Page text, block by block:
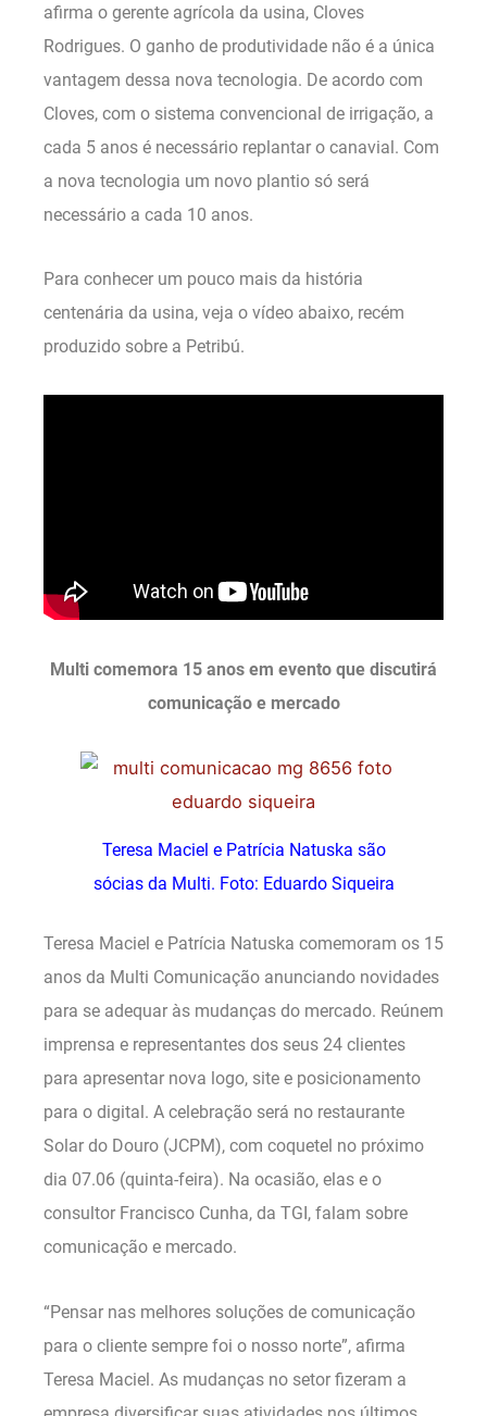
afirma o gerente agrícola da usina, Cloves
Rodrigues. O ganho de produtividade não é a única
vantagem dessa nova tecnologia. De acordo com
Cloves, com o sistema convencional de irrigação, a
cada 5 anos é necessário replantar o canavial. Com
a nova tecnologia um novo plantio só será
necessário a cada 10 anos.
Para conhecer um pouco mais da história
centenária da usina, veja o vídeo abaixo, recém
produzido sobre a Petribú.
Multi comemora 15 anos em evento que discutirá
comunicação e mercado
Teresa Maciel e Patrícia Natuska são
sócias da Multi. Foto: Eduardo Siqueira
Teresa Maciel e Patrícia Natuska comemoram os 15
anos da Multi Comunicação anunciando novidades
para se adequar às mudanças do mercado. Reúnem
imprensa e representantes dos seus 24 clientes
para apresentar nova logo, site e posicionamento
para o digital. A celebração será no restaurante
Solar do Douro (JCPM), com coquetel no próximo
dia 07.06 (quinta-feira). Na ocasião, elas e o
consultor Francisco Cunha, da TGI, falam sobre
comunicação e mercado.
“Pensar nas melhores soluções de comunicação
para o cliente sempre foi o nosso norte”, afirma
Teresa Maciel. As mudanças no setor fizeram a